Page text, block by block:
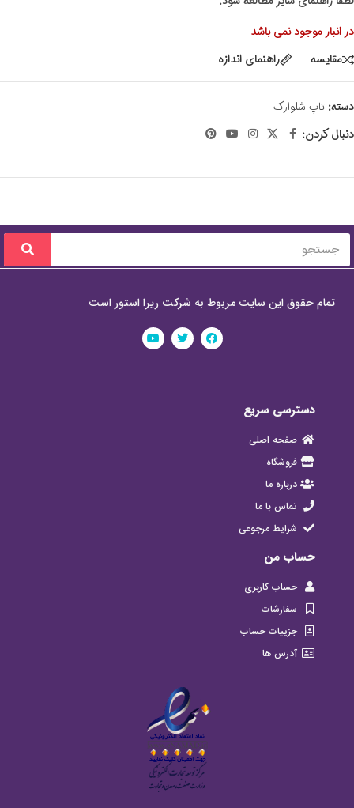
در انبار موجود نمی باشد
مقايسه
راهنمای اندازه
دسته: تاپ شلوارک
دنبال کردن:
تمام حقوق این سایت مربوط به شرکت ریرا استور است
دسترسی سریع
صفحه اصلی
فروشگاه
درباره ما
تماس با ما
شرایط مرجوعی
حساب من
حساب کاربری
سفارشات
جزییات حساب
آدرس ها